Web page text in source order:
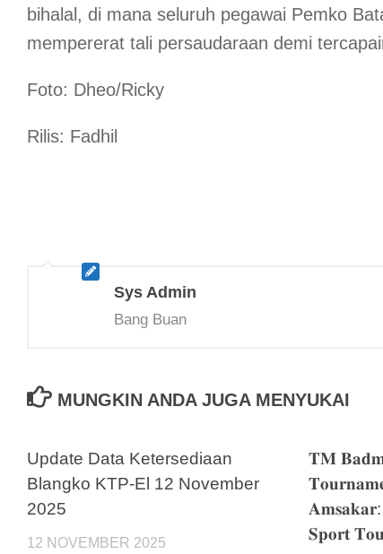
bihalal, di mana seluruh pegawai Pemko
mempererat tali persaudaraan demi
Foto: Dheo/Ricky
Rilis: Fadhil
Sys Admin
Bang Buan
MUNGKIN ANDA JUGA MENYUKAI
Update Data Ketersediaan
Blangko KTP-El 12 November
2025
12 NOVEMBER 2025
𝐓𝐌
𝐒𝐩𝐨𝐫𝐭